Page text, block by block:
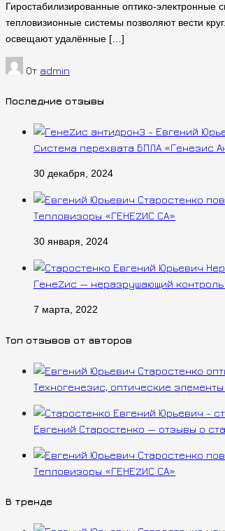
Гиростабилизированные оптико-
тепловизионные системы позволяют вести
освещают удалённые […]
От admin
Последние отзывы
Cистема перехвата БПЛА «Генезис
30 декабря, 2024
Тепловизоры «ГЕНЕZИС СА»
30 января, 2024
ГенеZис — неразрушающий контроль
7 марта, 2022
Топ отзывов от авторов
Техногенезис, оптические
Евгений Старостенко — отзывы о
Тепловизоры «ГЕНЕZИС СА»
В тренде